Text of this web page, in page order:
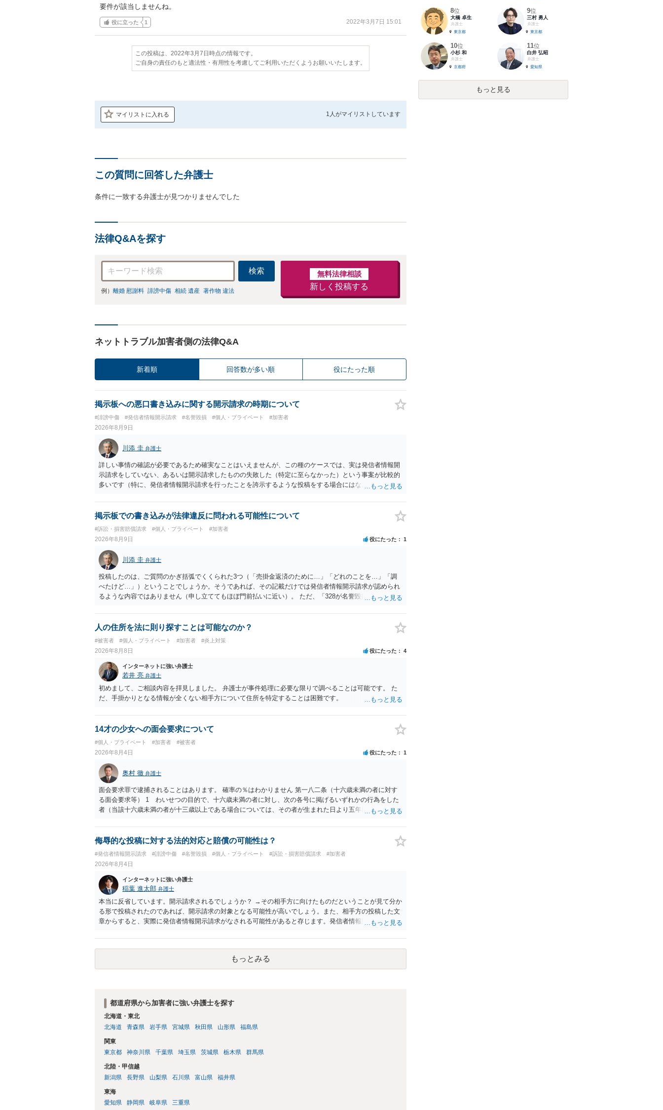
要件が該当しませんね。
役に立った 1 2022年3月7日 15:01
この投稿は、2022年3月7日時点の情報です。
ご自身の責任のもと適法性・有用性を考慮してご利用いただくようお願いいたします。
マイリストに入れる 1人がマイリストしています
この質問に回答した弁護士
条件に一致する弁護士が見つかりませんでした
法律Q&Aを探す
検索
例） 離婚 慰謝料 誹謗中傷 相続 遺産 著作物 違法
無料法律相談
新しく投稿する
ネットトラブル加害者側の法律Q&A
新着順 回答数が多い順 役にたった順
掲示板への悪口書き込みに関する開示請求の時期について
#誹謗中傷 #発信者情報開示請求 #名誉毀損 #個人・プライベート #加害者
2026年8月9日
川添 圭 弁護士
詳しい事情の確認が必要であるため確実なことはいえませんが、この種のケースでは、実は発信者情報開
示請求をしていない、あるいは開示請求したものの失敗した（特定に至らなかった）という事案が比較的
多いです（特に、発信者情報開示請求を行ったことを誇示するような投稿をする場合にはなおさら）。
掲示板での書き込みが法律違反に問われる可能性について
#訴訟・損害賠償請求 #個人・プライベート #加害者
2026年8月9日 役にたった 1
川添 圭 弁護士
投稿したのは、ご質問のかぎ括弧でくくられた3つ（「売掛金返済のために…」「どれのことを…」「調
べたけど…」）ということでしょうか。そうであれば、その記載だけでは発信者情報開示請求が認められ
るような内容ではありません（申し立ててもほぼ門前払いに近い）。 ただ、「328が名誉毀損、偽計業務
ていない何らかの背景事情があれば、回答は180度変わるかもしれません。公開の場で詳細を投稿するこ
とは不適当と思われますので、弁護士へ直接相談した方がよいでしょう。
人の住所を法に則り探すことは可能なのか？
#被害者 #個人・プライベート #加害者 #炎上対策
2026年8月8日 役にたった 4
インターネットに強い弁護士
若井 亮 弁護士
初めまして、ご相談内容を拝見しました。 弁護士が事件処理に必要な限りで調べることは可能です。 た
だ、手掛かりとなる情報が全くない相手方について住所を特定することは困難です。
14才の少女への面会要求について
#個人・プライベート #加害者 #被害者
2026年8月4日 役にたった 1
奥村 徹 弁護士
面会要求罪で逮捕されることはあります。 確率の％はわかりません 第一八二条（十六歳未満の者に対す
る面会要求等） 1 わいせつの目的で、十六歳未満の者に対し、次の各号に掲げるいずれかの行為をした
者（当該十六歳未満の者が十三歳以上である場合については、その者が生まれた日より五年以上前の日に
又は誘惑して面会を要求すること。 二 拒まれたにもかかわらず、反復して面会を要求すること。 三
金銭その他の利益を供与し、又はその申込み若しくは約束をして面会を要求すること。 2前項の罪を犯
罰金に処する。
侮辱的な投稿に対する法的対応と賠償の可能性は？
#発信者情報開示請求 #誹謗中傷 #名誉毀損 #個人・プライベート #訴訟・損害賠償請求 #加害者
2026年8月4日
インターネットに強い弁護士
稲葉 進太郎 弁護士
本当に反省しています。開示請求されるでしょうか？ →その相手方に向けたものだということが見て分か
る形で投稿されたのであれば、開示請求の対象となる可能性が高いでしょう。また、相手方の投稿した文
章からすると、実際に発信者情報開示請求がなされる可能性があると存じます。発信者情報開示請求が進
カウントの登録メールに意見照会がなされます。 また、された場合賠償金はいくらでしょうか。 →ケー
スバイケースであり、数万円から１００万単位まで様々でしょう。裁判外であれば交渉して相手方の請求
額から減額することを試みることとなるでしょう。もっとみる
都道府県から加害者に強い弁護士を探す
北海道・東北
北海道
青森県 岩手県 宮城県 秋田県 山形県 福島県
関東
東京都
神奈川県 千葉県 埼玉県 茨城県 栃木県 群馬県
北陸・甲信越
新潟県
長野県 山梨県 石川県 富山県 福井県
東海
愛知県
静岡県 岐阜県 三重県
8位
大橋 卓生
弁護士
東京都
9位
三村 勇人
弁護士
東京都
10位
小杉 和
弁護士
京都府
11位
白井 弘昭
弁護士
愛知県
もっと見る